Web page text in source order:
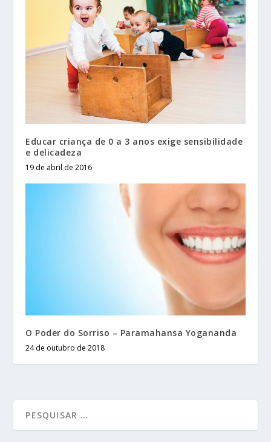
Educar criança de 0 a 3 anos exige sensibilidade
e delicadeza
19 de abril de 2016
O Poder do Sorriso – Paramahansa Yogananda
24 de outubro de 2018